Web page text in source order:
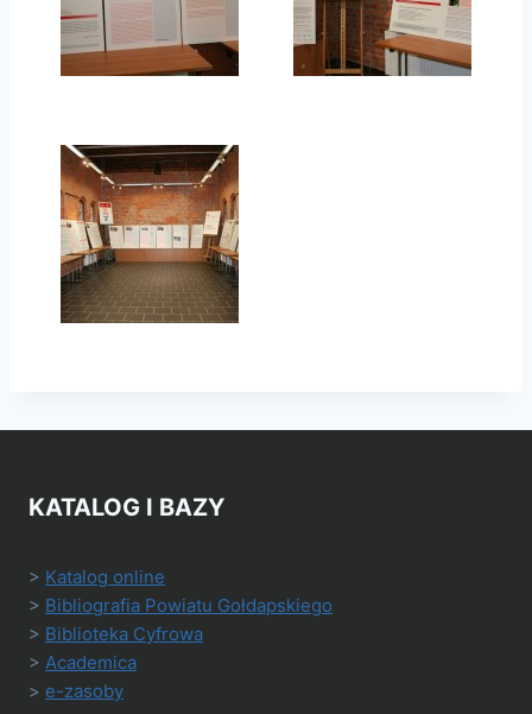
KATALOG I BAZY
> Katalog online
> Bibliografia Powiatu Gołdapskiego
> Biblioteka Cyfrowa
> Academica
> e-zasoby